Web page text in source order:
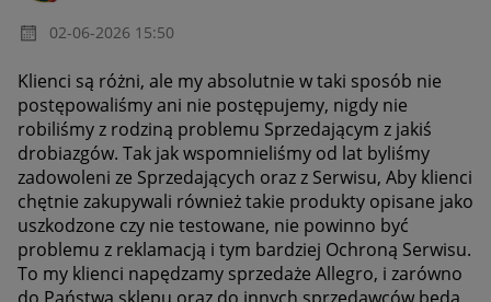
‎02-06-2026 15:50
Klienci są różni, ale my absolutnie w taki sposób nie
postępowaliśmy ani nie postępujemy, nigdy nie
robiliśmy z rodziną problemu Sprzedającym z jakiś
drobiazgów. Tak jak wspomnieliśmy od lat byliśmy
zadowoleni ze Sprzedających oraz z Serwisu, Aby klienci
chętnie zakupywali również takie produkty opisane jako
uszkodzone czy nie testowane, nie powinno być
problemu z reklamacją i tym bardziej Ochroną Serwisu.
To my klienci napędzamy sprzedaże Allegro, i zarówno